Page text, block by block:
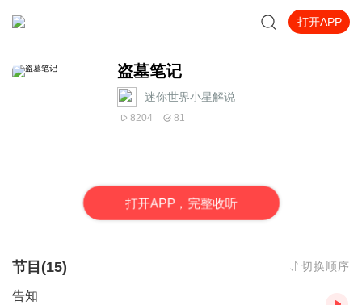
打开APP
盗墓笔记
迷你世界小星解说
8204 81
打开APP，完整收听
节目(15) 切换顺序
告知